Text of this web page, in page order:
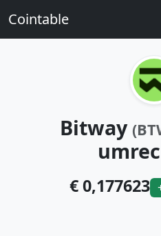
Cointable
Bitway
€ 0,177623